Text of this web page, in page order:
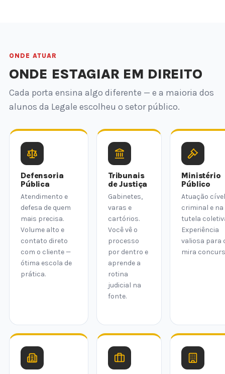
ONDE ATUAR
ONDE ESTAGIAR EM DIREITO
Cada porta ensina algo diferente — e a maioria dos
alunos da Legale escolheu o setor público.
Defensoria
Pública
Atendimento e
defesa de quem
mais precisa.
Volume alto e
contato direto
com o cliente —
ótima escola de
prática.
Tribunais
de Justiça
Gabinetes,
varas e
cartórios.
Você vê o
processo
por dentro e
aprende a
rotina
judicial na
fonte.
Ministério
Público
Atuação
criminal e na
tutela
Experiência
valiosa para
mira